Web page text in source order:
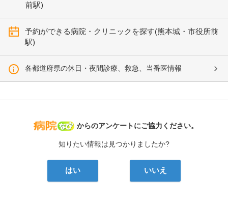
前駅)
予約ができる病院・クリニックを探す(熊本城・市役所前
駅)
各都道府県の休日・夜間診療、救急、当番医情報
病院なび
からのアンケートにご協力ください。
知りたい情報は見つかりましたか?
はい いいえ